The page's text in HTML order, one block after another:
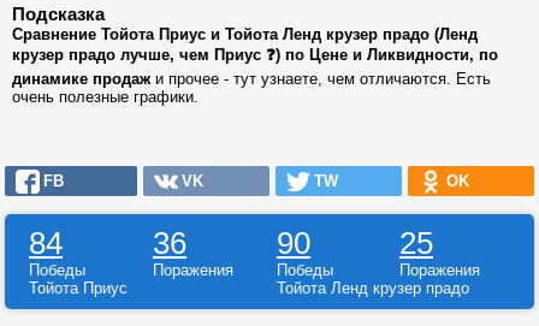
Подсказка
Сравнение Тойота Приус и Тойота Ленд крузер прадо (Ленд
крузер прадо лучше, чем Приус ❓) по Цене и Ликвидности, по
динамике продажи прочее - тут узнаете, чем отличаются. Есть
очень полезные графики.
FB VK TW OK
84 36 90 25
Победы Поражения Победы
Поражения
Тойота Приус
Тойота Ленд крузер прадо